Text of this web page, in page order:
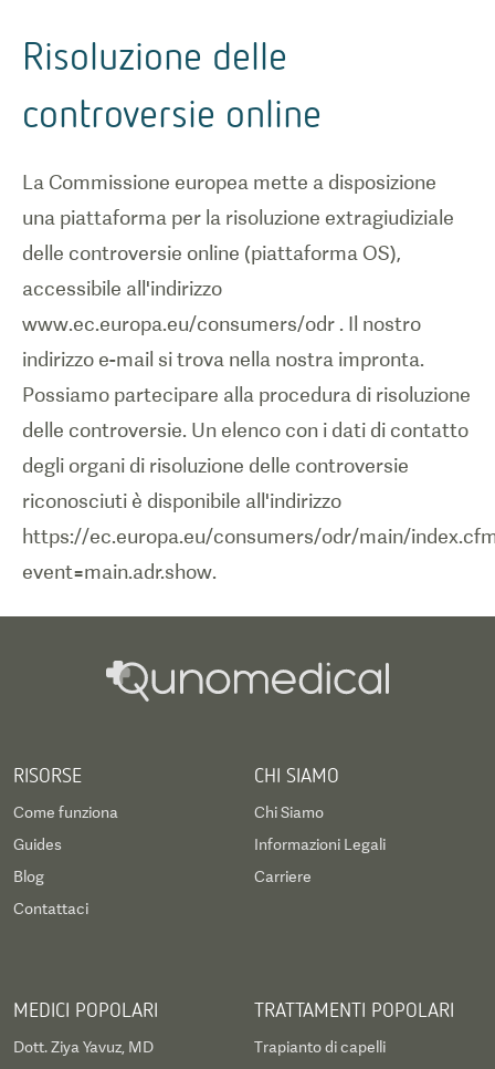
Risoluzione delle
controversie online
La Commissione europea mette a disposizione
una piattaforma per la risoluzione extragiudiziale
delle controversie online (piattaforma OS),
accessibile all'indirizzo
www.ec.europa.eu/consumers/odr . Il nostro
indirizzo e-mail si trova nella nostra impronta.
Possiamo partecipare alla procedura di risoluzione
delle controversie. Un elenco con i dati di contatto
degli organi di risoluzione delle controversie
riconosciuti è disponibile all'indirizzo
https://ec.europa.eu/consumers/odr/main/
event=main.adr.show.
RISORSE
Come funziona
Guides
Blog
Contattaci
CHI SIAMO
Chi Siamo
Informazioni Legali
Carriere
MEDICI POPOLARI
Dott. Ziya Yavuz, MD
TRATTAMENTI POPOLARI
Trapianto di capelli